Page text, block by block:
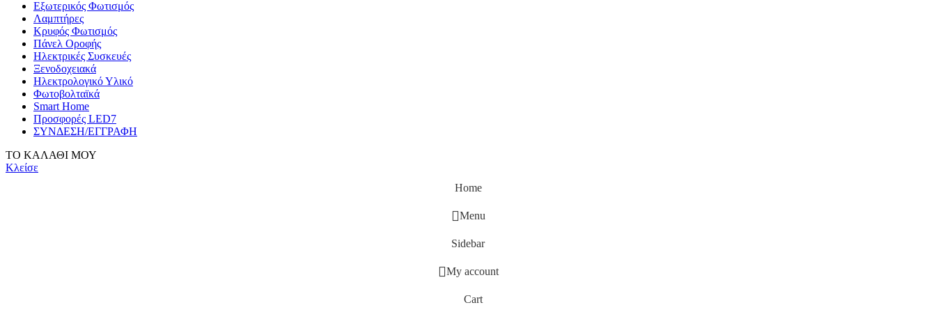
Εξωτερικός Φωτισμός
Λαμπτήρες
Κρυφός Φωτισμός
Πάνελ Οροφής
Ηλεκτρικές Συσκευές
Ξενοδοχειακά
Ηλεκτρολογικό Υλικό
Φωτοβολταϊκά
Smart Home
Προσφορές LED7
ΣΥΝΔΕΣΗ/ΕΓΓΡΑΦΗ
ΤΟ ΚΑΛΑΘΙ ΜΟΥ
Κλείσε
Home
Menu
Sidebar
My account
Cart